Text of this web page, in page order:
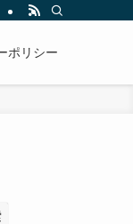
ポリシー